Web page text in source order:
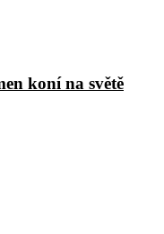
koní na světě